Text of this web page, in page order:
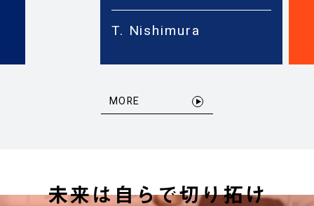
T. Nishimura
MORE
未来は自らで切り拓け